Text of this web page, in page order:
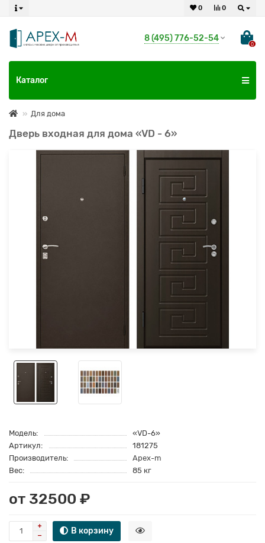
0
0
8 (495) 776-52-54
0
Каталог
Для дома
Дверь входная для дома «VD - 6»
Модель:
«VD-6»
Артикул:
181275
Производитель:
Apex-m
Вес:
85 кг
от 32500 ₽
В корзину